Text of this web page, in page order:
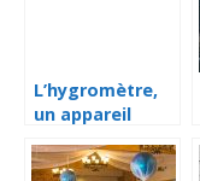
L’hygromètre,
un appareil
adapté pour